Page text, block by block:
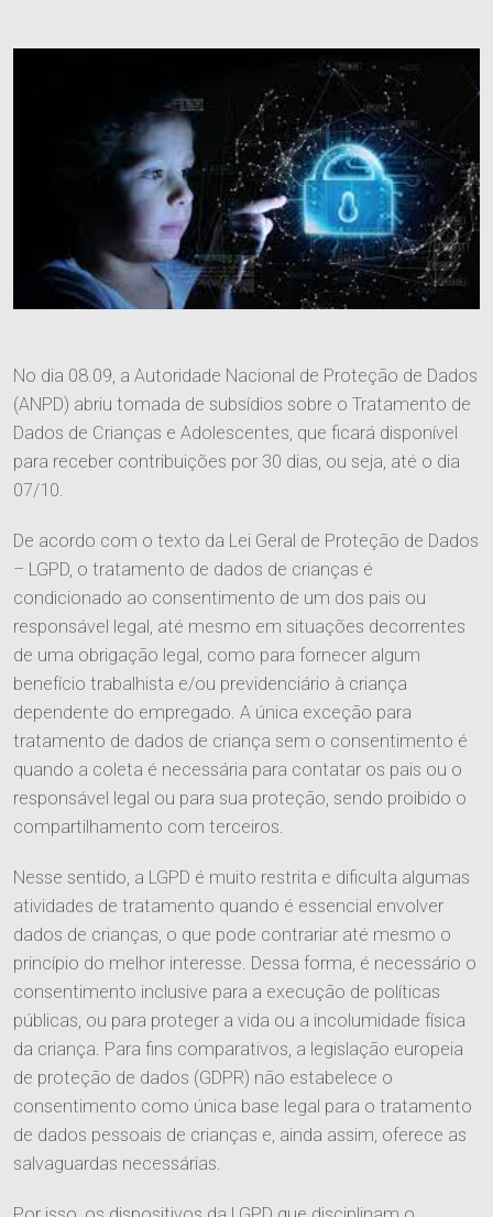
No dia 08.09, a Autoridade Nacional de Proteção de Dados
(ANPD) abriu tomada de subsídios sobre o Tratamento de
Dados de Crianças e Adolescentes, que ficará disponível
para receber contribuições por 30 dias, ou seja, até o dia
07/10.
De acordo com o texto da Lei Geral de Proteção de Dados
– LGPD, o tratamento de dados de crianças é
condicionado ao consentimento de um dos pais ou
responsável legal, até mesmo em situações decorrentes
de uma obrigação legal, como para fornecer algum
benefício trabalhista e/ou previdenciário à criança
dependente do empregado. A única exceção para
tratamento de dados de criança sem o consentimento é
quando a coleta é necessária para contatar os pais ou o
responsável legal ou para sua proteção, sendo proibido o
compartilhamento com terceiros.
Nesse sentido, a LGPD é muito restrita e dificulta algumas
atividades de tratamento quando é essencial envolver
dados de crianças, o que pode contrariar até mesmo o
princípio do melhor interesse. Dessa forma, é necessário o
consentimento inclusive para a execução de políticas
públicas, ou para proteger a vida ou a incolumidade física
da criança. Para fins comparativos, a legislação europeia
de proteção de dados (GDPR) não estabelece o
consentimento como única base legal para o tratamento
de dados pessoais de crianças e, ainda assim, oferece as
salvaguardas necessárias.